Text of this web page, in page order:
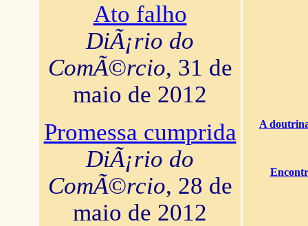
Ato falho
DiÃ¡rio do
ComÃ©rcio, 31 de
maio de 2012
Promessa cumprida
DiÃ¡rio do
ComÃ©rcio, 28 de
maio de 2012
A